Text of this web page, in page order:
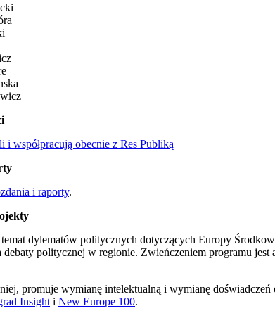
współpracują obecnie z Res Publiką
i raporty.
dylematów politycznych dotyczących Europy
politycznej w regionie. Zwieńczeniem programu
promuje wymianę intelektualną i wymianę doświadczeń
Insight i New Europe 100.